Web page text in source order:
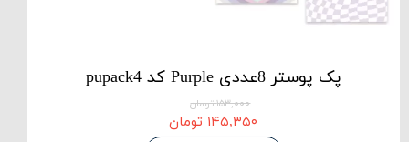
پک پوستر 8عددی Purple کد pupack4
۱۵۳,۰۰۰ تومان
۱۴۵,۳۵۰ تومان